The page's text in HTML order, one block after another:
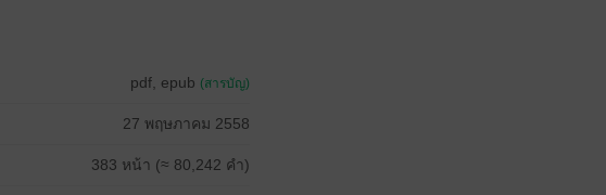
pdf, epub (สารบัญ)
27 พฤษภาคม 2558
383 หน้า (≈ 80,242 คำ)